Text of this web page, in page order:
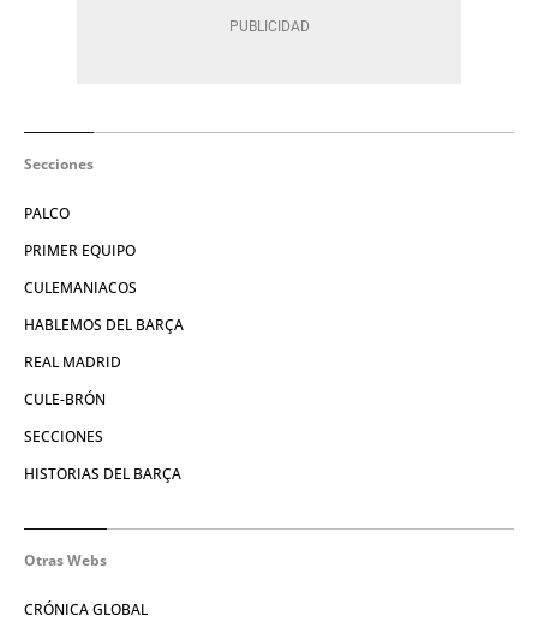
Secciones
PALCO
PRIMER EQUIPO
CULEMANIACOS
HABLEMOS DEL BARÇA
REAL MADRID
CULE-BRÓN
SECCIONES
HISTORIAS DEL BARÇA
Otras Webs
CRÓNICA GLOBAL